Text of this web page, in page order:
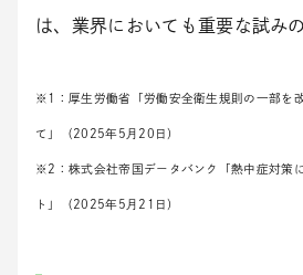
は、業界においても重要な試み
※1：厚生労働省「労働安全衛生規則の一部を
て」（2025年5月20日）
※2：株式会社帝国データバンク「熱中症対策
ト」（2025年5月21日）